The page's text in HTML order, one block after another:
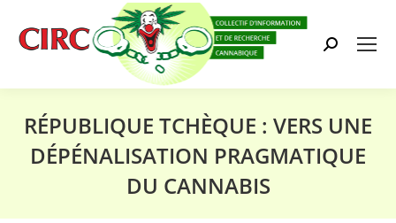
Search:
RÉPUBLIQUE TCHÈQUE : VERS UNE
DÉPÉNALISATION PRAGMATIQUE
DU CANNABIS